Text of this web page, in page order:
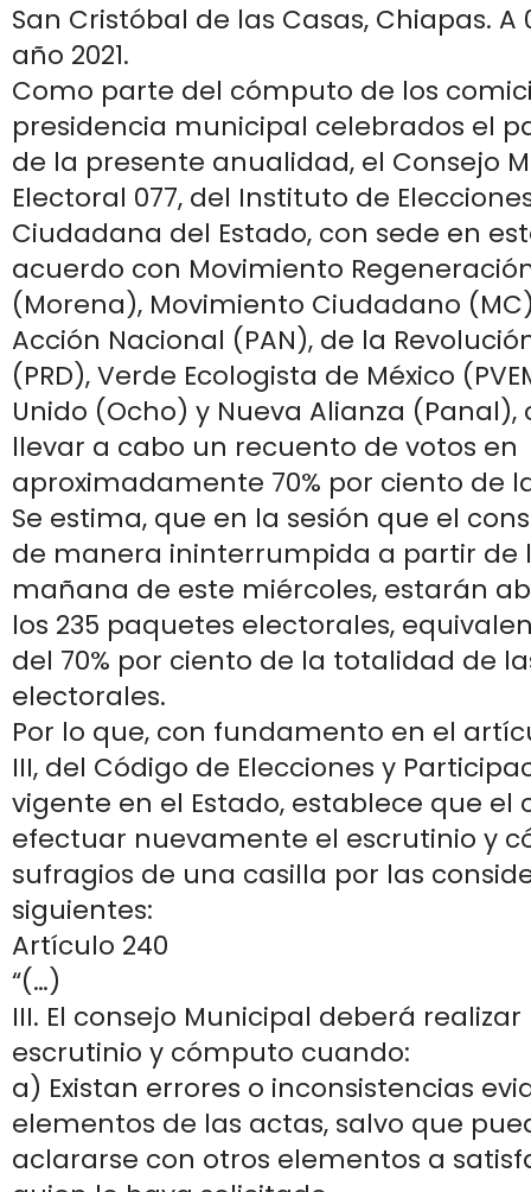
San Cristóbal de las Casas, Chiapas.
año 2021.
Como parte del cómputo de los
presidencia municipal celebrados el
de la presente anualidad, el Consejo
Electoral 077, del Instituto de
Ciudadana del Estado, con sede en
acuerdo con Movimiento
(Morena), Movimiento Ciudadano
Acción Nacional (PAN), de la
(PRD), Verde Ecologista de México
Unido (Ocho) y Nueva Alianza (Panal),
llevar a cabo un recuento de votos en
aproximadamente 70% por ciento de
Se estima, que en la sesión que el
de manera ininterrumpida a partir de
mañana de este miércoles, estarán
los 235 paquetes electorales,
del 70% por ciento de la totalidad de
electorales.
Por lo que, con fundamento en el
III, del Código de Elecciones y
vigente en el Estado, establece que el
efectuar nuevamente el escrutinio y
sufragios de una casilla por las
siguientes:
Artículo 240
“(…)
III. El consejo Municipal deberá
escrutinio y cómputo cuando:
a) Existan errores o inconsistencias
elementos de las actas, salvo que
aclararse con otros elementos a